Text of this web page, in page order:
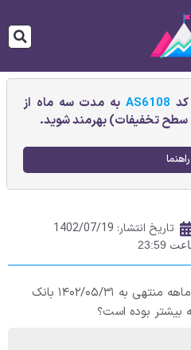
AS6108به مدت سه ماه از
سطح تخفیفات) بهرمند شوید.
راهنما
تاریخ انتشار: 1402/07/19
درآمد محقق شده طی دوره یک ماهه منتهی به ۱۴۰۲/۰۵/۳۱ بانک
بیشتر بوده است؟